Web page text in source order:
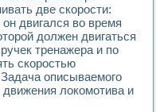
принципа действия
обеспечение учебных
практикум для изучения
10 средствами LabVIEW
комплекс для исследования
лабораторный
реставрации одномерных
две скорости:
двигался во время
должен двигаться
тренажера и по
скоростью
описываемого
движения локомотива и